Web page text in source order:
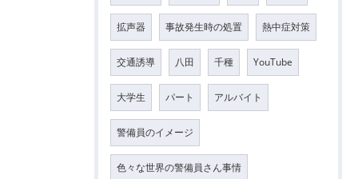
拡声器 事故発生時の処置 熱中症対策
交通誘導 八田 千種 YouTube
大学生 パート アルバイト
警備員のイメージ
色々な世界の警備員さん事情